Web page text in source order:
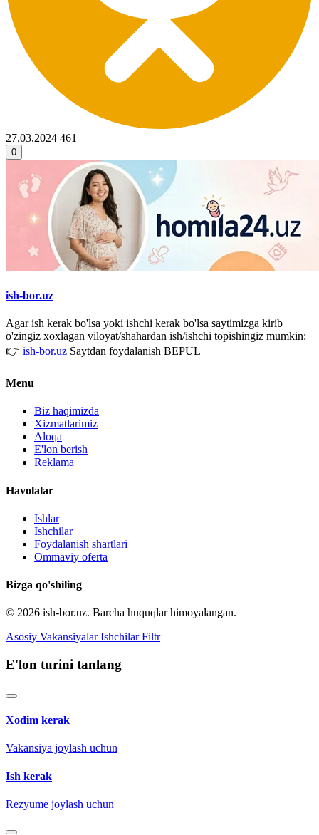
27.03.2024 461
0
ish-bor.uz
Agar ish kerak bo'lsa yoki ishchi kerak bo'lsa saytimizga kirib
o'zingiz xoxlagan viloyat/shahardan ish/ishchi topishingiz mumkin:
👉 ish-bor.uz Saytdan foydalanish BEPUL
Menu
Biz haqimizda
Xizmatlarimiz
Aloqa
E'lon berish
Reklama
Havolalar
Ishlar
Ishchilar
Foydalanish shartlari
Ommaviy oferta
Bizga qo'shiling
© 2026 ish-bor.uz. Barcha huquqlar himoyalangan.
Asosiy Vakansiyalar Ishchilar Filtr
E'lon turini tanlang
Xodim kerak
Vakansiya joylash uchun
Ish kerak
Rezyume joylash uchun